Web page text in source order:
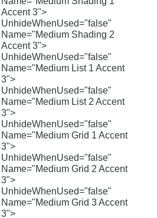
Accent 3">
UnhideWhenUsed="false"
Name="Medium Shading 2
Accent 3">
UnhideWhenUsed="false"
Name="Medium List 1 Accent
3">
UnhideWhenUsed="false"
Name="Medium List 2 Accent
3">
UnhideWhenUsed="false"
Name="Medium Grid 1 Accent
3">
UnhideWhenUsed="false"
Name="Medium Grid 2 Accent
3">
UnhideWhenUsed="false"
Name="Medium Grid 3 Accent
3">